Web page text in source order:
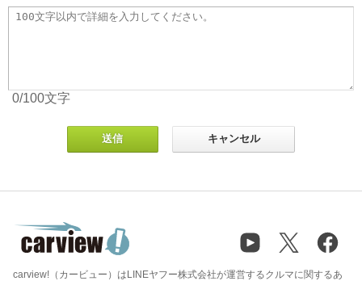
0/100文字
carview!（カービュー）はLINEヤフー株式会社が運営するクルマに関するあ